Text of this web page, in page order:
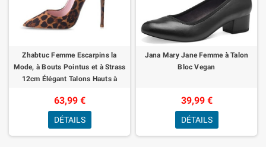
Zhabtuc Femme Escarpins la
Mode, à Bouts Pointus et à Strass
12cm Élégant Talons Hauts à
en Soir
63,99 €
DÉTAILS
Jana Mary Jane Femme à Talon
Bloc Vegan
39,99 €
DÉTAILS